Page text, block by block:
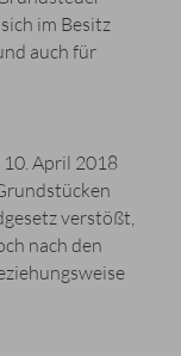
im Besitz
auch für
April 2018
verstößt,
nach den